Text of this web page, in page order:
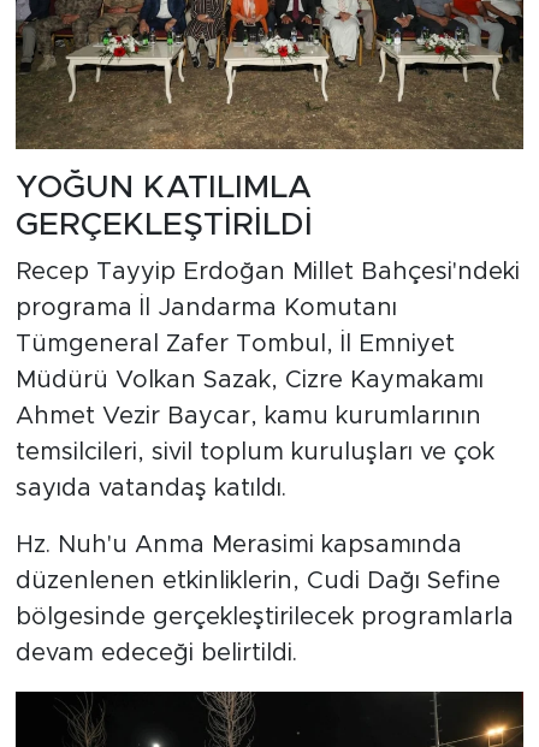
YOĞUN KATILIMLA
GERÇEKLEŞTİRİLDİ
Recep Tayyip Erdoğan Millet Bahçesi'ndeki
programa İl Jandarma Komutanı
Tümgeneral Zafer Tombul, İl Emniyet
Müdürü Volkan Sazak, Cizre Kaymakamı
Ahmet Vezir Baycar, kamu kurumlarının
temsilcileri, sivil toplum kuruluşları ve çok
sayıda vatandaş katıldı.
Hz. Nuh'u Anma Merasimi kapsamında
düzenlenen etkinliklerin, Cudi Dağı Sefine
bölgesinde gerçekleştirilecek programlarla
devam edeceği belirtildi.